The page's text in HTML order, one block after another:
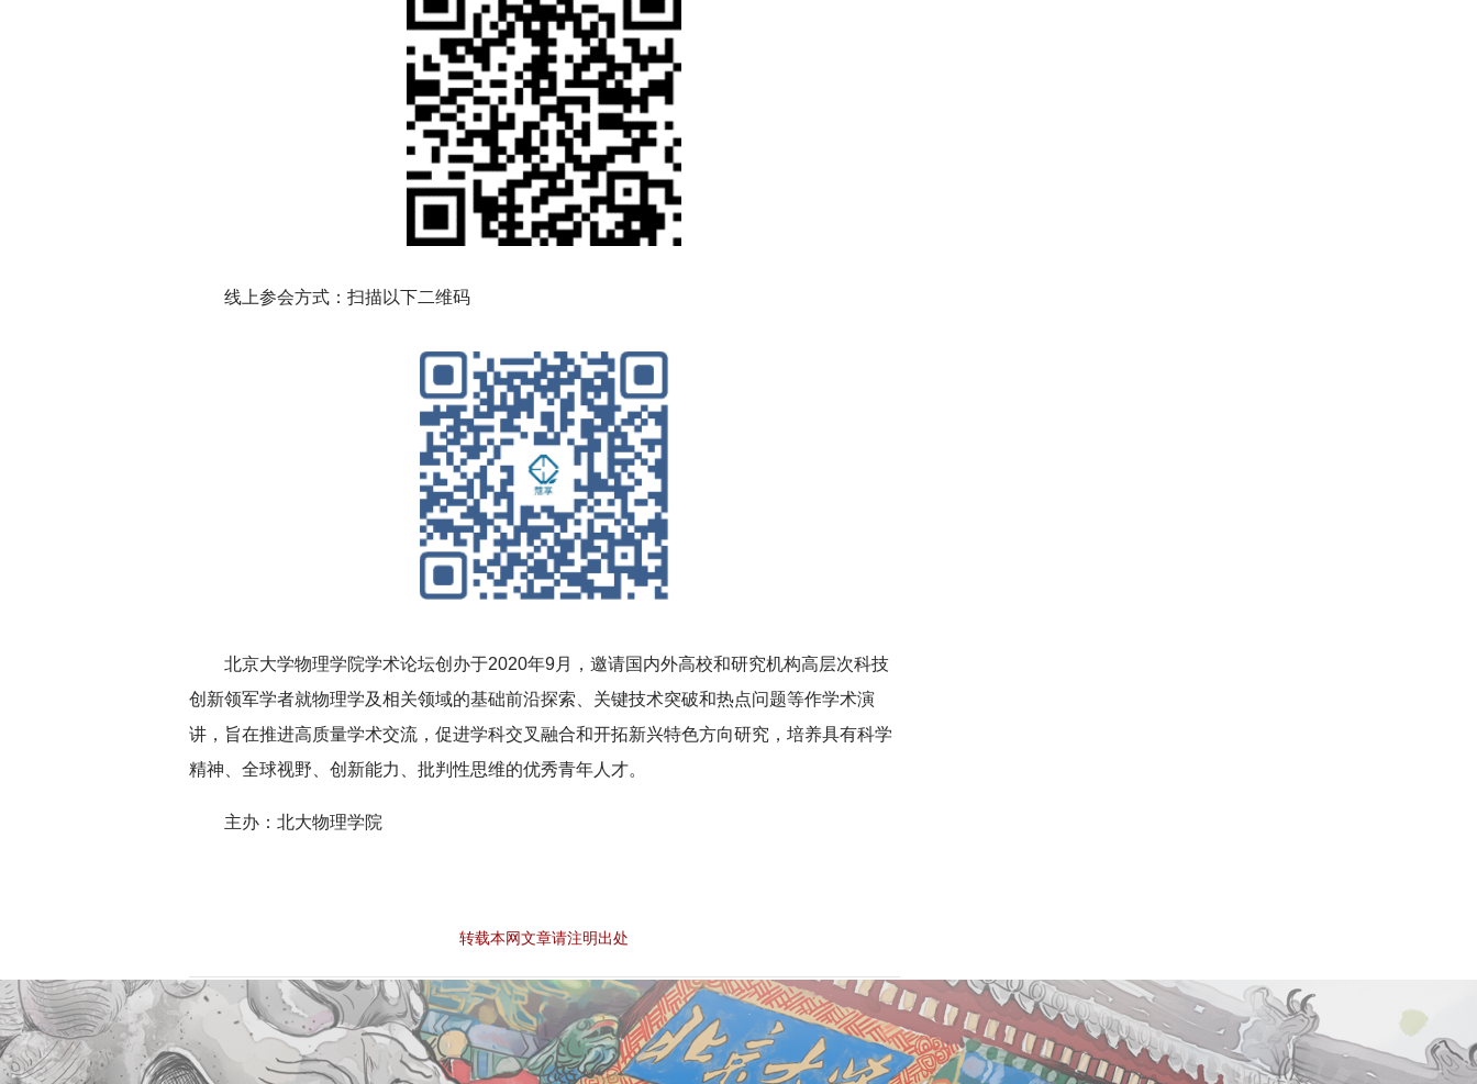
线上参会方式：扫描以下二维码
北京大学物理学院学术论坛创办于2020年9月，邀请国内外高校和研究机构高层次科技
创新领军学者就物理学及相关领域的基础前沿探索、关键技术突破和热点问题等作学术演
讲，旨在推进高质量学术交流，促进学科交叉融合和开拓新兴特色方向研究，培养具有科学
精神、全球视野、创新能力、批判性思维的优秀青年人才。
主办：北大物理学院
转载本网文章请注明出处